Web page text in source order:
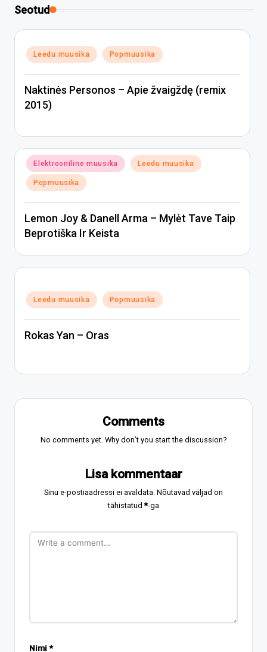
Seotud
Posted
in
Leedu muusika Popmuusika
Naktinės Personos – Apie žvaigždę (remix
2015)
Posted
in
Elektrooniline muusika Leedu muusika
Popmuusika
Lemon Joy & Danell Arma – Mylėt Tave Taip
Beprotiška Ir Keista
Posted
in
Leedu muusika Popmuusika
Rokas Yan – Oras
Comments
No comments yet. Why don’t you start the discussion?
Lisa kommentaar
Sinu e-postiaadressi ei avaldata. Nõutavad väljad on
tähistatud*-ga
Nimi*